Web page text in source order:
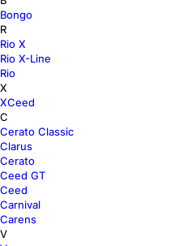
Bongo
R
Rio X
Rio X-Line
Rio
X
XCeed
C
Cerato Classic
Clarus
Cerato
Ceed GT
Ceed
Carnival
Carens
V